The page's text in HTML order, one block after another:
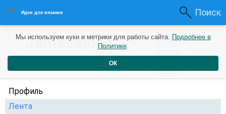
Идеи для вязания Поиск
Jamesslops3 года 0 0
Профиль
Лента
Мы используем куки и метрики для работы сайта. Подробнее в
Политике.
ОК